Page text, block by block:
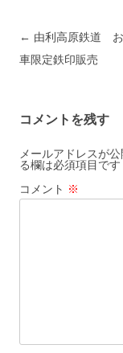
投稿ナビゲーション
← 由利高原鉄道
車限定鉄印販売
コメントを残す
メールアドレスが
る欄は必須項目です
コメント ※